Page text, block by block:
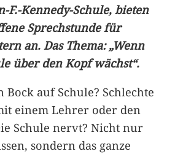
F.-Kennedy-Schule, bieten
Sprechstunde für
an. Das Thema: „Wenn
über den Kopf wächst“.
Bock auf Schule? Schlechte
einem Lehrer oder den
Schule nervt? Nicht nur
sondern das ganze